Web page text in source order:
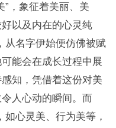
”，象征着美丽、美
以及内在的心灵纯
从名字伊始便仿佛被赋
能会在成长过程中展
知，凭借着这份对美
人心动的瞬间。而
如心灵美、行为美等，